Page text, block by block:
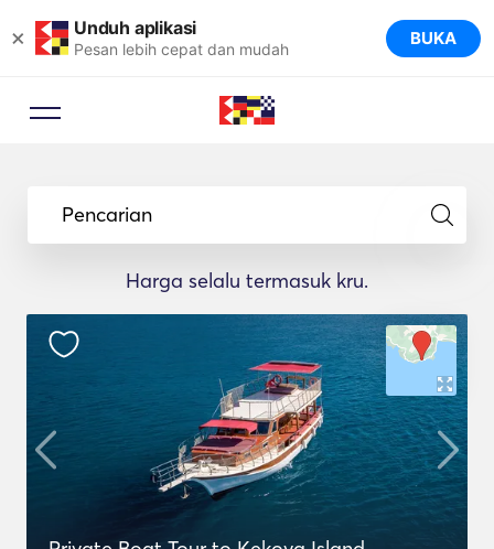
× Unduh aplikasi
Pesan lebih cepat dan mudah BUKA
Pencarian
Harga selalu termasuk kru.